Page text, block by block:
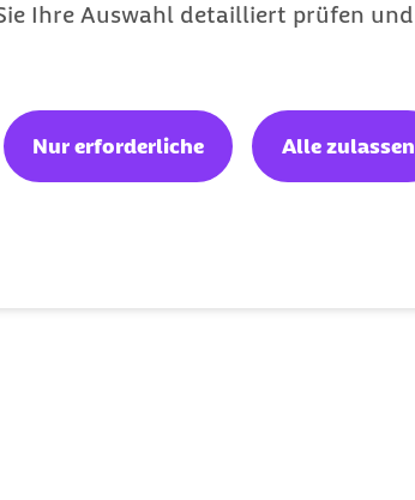
Ihre Auswahl detailliert prüfen und
Nur erforderliche Alle zulassen
einer
der Kliniken Essen-Mitte